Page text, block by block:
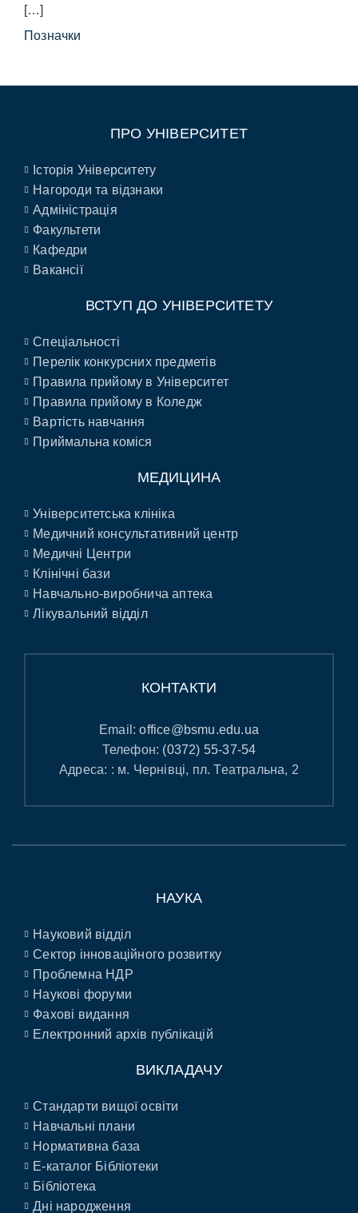
[…]
Позначки
ПРО УНІВЕРСИТЕТ
Історія Університету
Нагороди та відзнаки
Адміністрація
Факультети
Кафедри
Вакансії
ВСТУП ДО УНІВЕРСИТЕТУ
Спеціальності
Перелік конкурсних предметів
Правила прийому в Університет
Правила прийому в Коледж
Вартість навчання
Приймальна коміся
МЕДИЦИНА
Університетська клініка
Медичний консультативний центр
Медичні Центри
Клінічні бази
Навчально-виробнича аптека
Лікувальний відділ
КОНТАКТИ
Email:office@bsmu.edu.ua
Телефон: (0372) 55-37-54
Адреса: : м. Чернівці, пл. Театральна, 2
НАУКА
Науковий відділ
Сектор інноваційного розвитку
Проблемна НДР
Наукові форуми
Фахові видання
Електронний архів публікацій
ВИКЛАДАЧУ
Стандарти вищої освіти
Навчальні плани
Нормативна база
E-каталог Бібліотеки
Бібліотека
Дні народження